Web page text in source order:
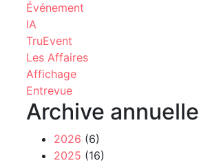
Événement
IA
TruEvent
Les Affaires
Affichage
Entrevue
Archive annuelle
2026 (6)
2025 (16)